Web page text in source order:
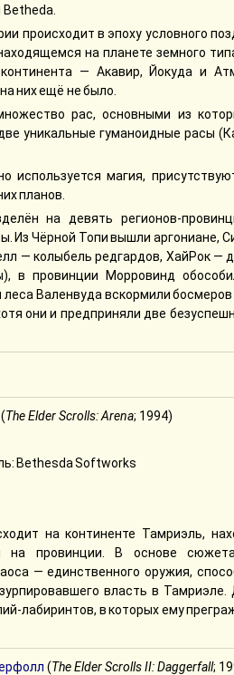
происходит в эпоху условного
на планете земного
— Акавир, Йокуда и
них ещё не было.
рас, основными из
уникальные гуманоидные расы
используется магия,
планов.
на девять регионов-
Из Чёрной Топи вышли аргониане,
— колыбель редгардов, ХайРок —
в провинции Морровинд
Валенвуда вскормили
они и предприняли две
(The Elder Scrolls: Arena; 1994)
Bethesda Softworks
на континенте Тамриэль,
на провинции. В основе
— единственного оружия,
власть в Тамриэле.
лабиринтов, в которых ему
(The Elder Scrolls II: Daggerfall;